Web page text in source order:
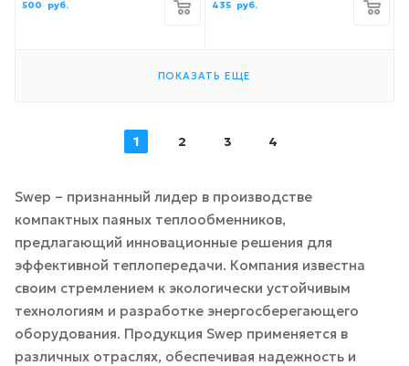
500 руб. 435 руб.
ПОКАЗАТЬ ЕЩЕ
1 2 3 4
Swep – признанный лидер в производстве
компактных паяных теплообменников,
предлагающий инновационные решения для
эффективной теплопередачи. Компания известна
своим стремлением к экологически устойчивым
технологиям и разработке энергосберегающего
оборудования. Продукция Swep применяется в
различных отраслях, обеспечивая надежность и